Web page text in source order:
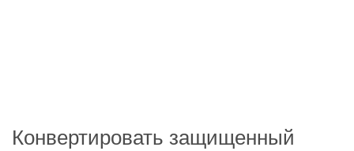
Конвертировать защищенный